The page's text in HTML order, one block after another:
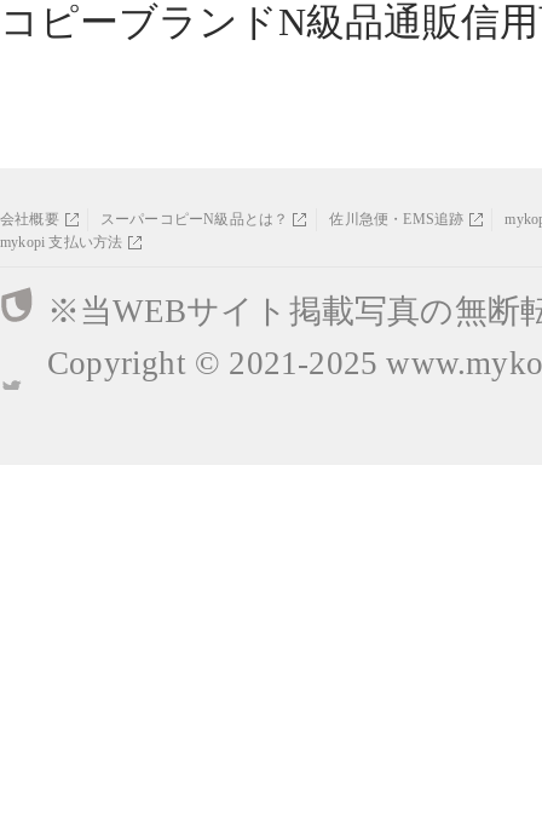
コピーブランドN級品通販信
会社概要 スーパーコピーN級品とは？ 佐川急便・EMS追跡
mykopi 支払い方法
※当WEBサイト掲載写真の無断
Copyright © 2021-2025